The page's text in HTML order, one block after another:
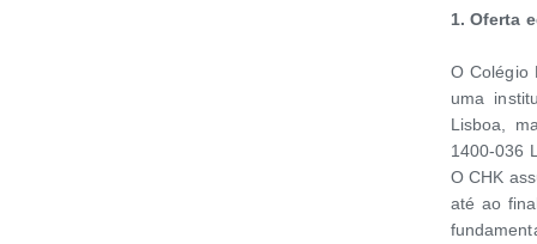
1. Oferta
O Colégio
uma
Lisboa,
1400-036
O CHK
até ao